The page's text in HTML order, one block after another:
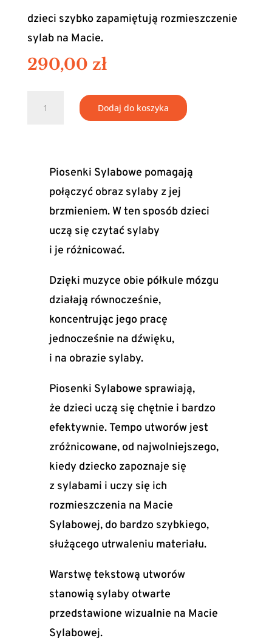
dzieci szybko zapamiętują rozmieszczenie
sylab na Macie.
290,00 zł
Mata
do powieszenia
Piosenki
Sylabowe
(MP3)
Dodaj do koszyka
Piosenki Sylabowe pomagają
połączyć obraz sylaby z jej
brzmieniem. W ten sposób dzieci
uczą się czytać sylaby
i je różnicować.
Dzięki muzyce obie półkule mózgu
działają równocześnie,
koncentrując jego pracę
jednocześnie na dźwięku,
i na obrazie sylaby.
Piosenki Sylabowe sprawiają,
że dzieci uczą się chętnie i bardzo
efektywnie. Tempo utworów jest
zróżnicowane, od najwolniejszego,
kiedy dziecko zapoznaje się
z sylabami i uczy się ich
rozmieszczenia na Macie
Sylabowej, do bardzo szybkiego,
służącego utrwaleniu materiału.
Warstwę tekstową utworów
stanowią sylaby otwarte
przedstawione wizualnie na Macie
Sylabowej.